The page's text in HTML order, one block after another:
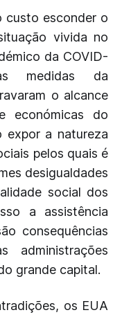
custo esconder o
vivida no
da COVID-
medidas da
o alcance
económicas do
expor a natureza
pelos quais é
desigualdades
social dos
a assistência
consequências
administrações
grande capital.
os EUA